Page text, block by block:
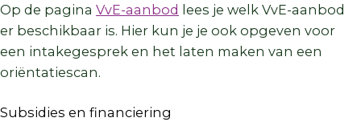
Op de pagina VvE-aanbod lees je welk VvE-aanbod
er beschikbaar is. Hier kun je je ook opgeven voor
een intakegesprek en het laten maken van een
oriëntatiescan.
Subsidies en financiering